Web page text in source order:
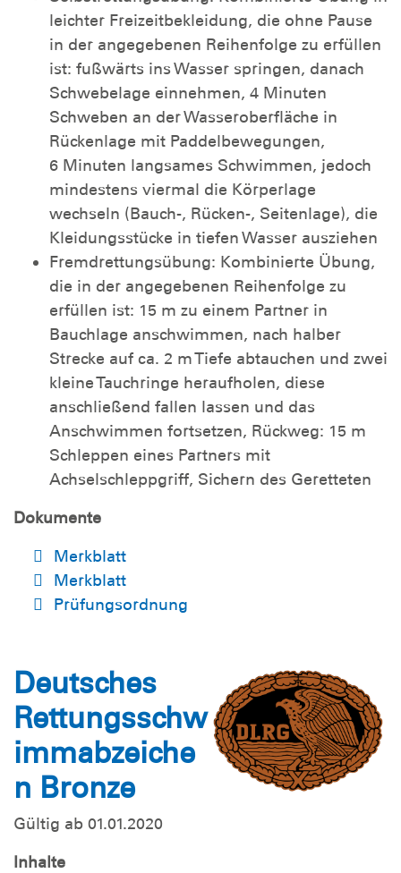
leichter Freizeitbekleidung, die ohne Pause
in der angegebenen Reihenfolge zu erfüllen
ist: fußwärts ins Wasser springen, danach
Schwebelage einnehmen, 4 Minuten
Schweben an der Wasseroberfläche in
Rückenlage mit Paddelbewegungen,
6 Minuten langsames Schwimmen, jedoch
mindestens viermal die Körperlage
wechseln (Bauch-, Rücken-, Seitenlage), die
Kleidungsstücke in tiefen Wasser ausziehen
Fremdrettungsübung: Kombinierte Übung,
die in der angegebenen Reihenfolge zu
erfüllen ist: 15 m zu einem Partner in
Bauchlage anschwimmen, nach halber
Strecke auf ca. 2 m Tiefe abtauchen und zwei
kleine Tauchringe heraufholen, diese
anschließend fallen lassen und das
Anschwimmen fortsetzen, Rückweg: 15 m
Schleppen eines Partners mit
Achselschleppgriff, Sichern des Geretteten
Dokumente
Merkblatt
Merkblatt
Prüfungsordnung
Deutsches
Rettungsschw
immabzeiche
n Bronze
Gültig ab 01.01.2020
Inhalte